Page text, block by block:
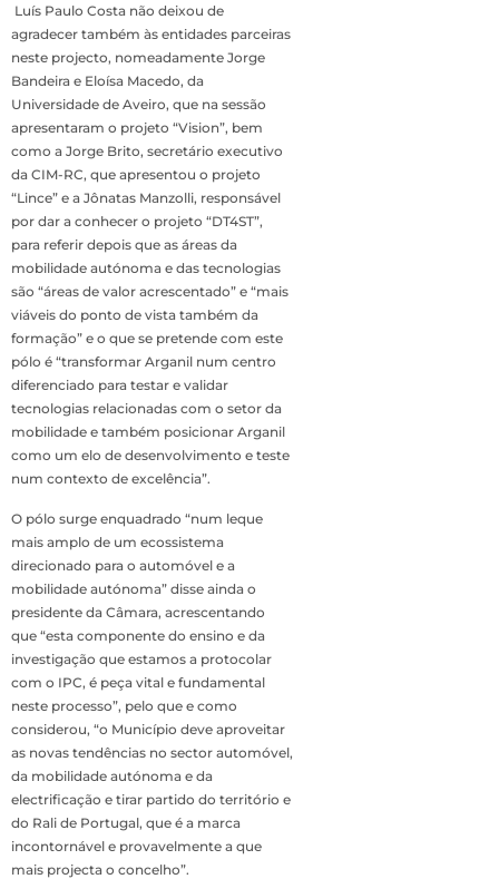
Luís Paulo Costa não deixou de
agradecer também às entidades parceiras
neste projecto, nomeadamente Jorge
Bandeira e Eloísa Macedo, da
Universidade de Aveiro, que na sessão
apresentaram o projeto “Vision”, bem
como a Jorge Brito, secretário executivo
da CIM-RC, que apresentou o projeto
“Lince” e a Jônatas Manzolli, responsável
por dar a conhecer o projeto “DT4ST”,
para referir depois que as áreas da
mobilidade autónoma e das tecnologias
são “áreas de valor acrescentado” e “mais
viáveis do ponto de vista também da
formação” e o que se pretende com este
pólo é “transformar Arganil num centro
diferenciado para testar e validar
tecnologias relacionadas com o setor da
mobilidade e também posicionar Arganil
como um elo de desenvolvimento e teste
num contexto de excelência”.
O pólo surge enquadrado “num leque
mais amplo de um ecossistema
direcionado para o automóvel e a
mobilidade autónoma” disse ainda o
presidente da Câmara, acrescentando
que “esta componente do ensino e da
investigação que estamos a protocolar
com o IPC, é peça vital e fundamental
neste processo”, pelo que e como
considerou, “o Município deve aproveitar
as novas tendências no sector automóvel,
da mobilidade autónoma e da
electrificação e tirar partido do território e
do Rali de Portugal, que é a marca
incontornável e provavelmente a que
mais projecta o concelho”.